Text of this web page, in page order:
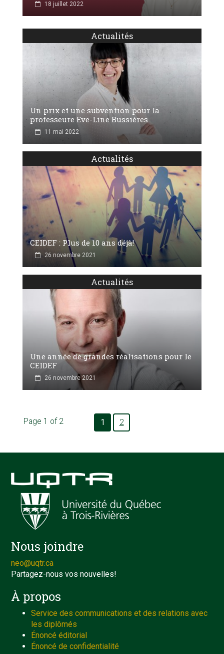
18 juillet 2022
Actualités
Un prix et une subvention pour la
professeure Eve-Line Bussières
11 mai 2022
Actualités
CEIDEF : Plus de 10 ans déjà!
26 novembre 2021
Actualités
Une année de grandes réalisations pour le
CEIDEF
26 novembre 2021
Page 1 of 2 1 2
Nous joindre
neo@uqtr.ca
Partagez-nous vos nouvelles!
À propos
Service des communications et des relations avec
les diplômés
Énoncé éditorial
Énoncé de confidentialité